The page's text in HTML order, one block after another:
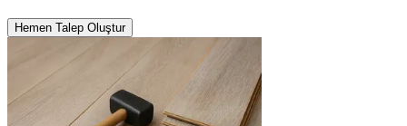
Hemen Talep Oluştur